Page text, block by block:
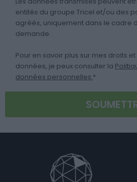
entités du groupe Tricel et/ou des
agréés, uniquement dans le cadre
demande.
Pour en savoir plus sur mes droits
données, je peux consulter la
données personnelles.*